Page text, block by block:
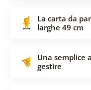
La carta da
larghe 49 cm
Una semplice
gestire